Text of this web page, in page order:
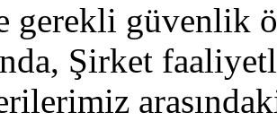
gerekli güvenlik
Şirket